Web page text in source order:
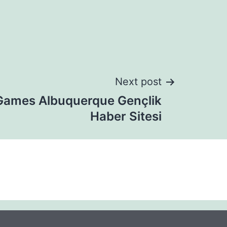
Next post
Albuquerque Gençlik
Haber Sitesi